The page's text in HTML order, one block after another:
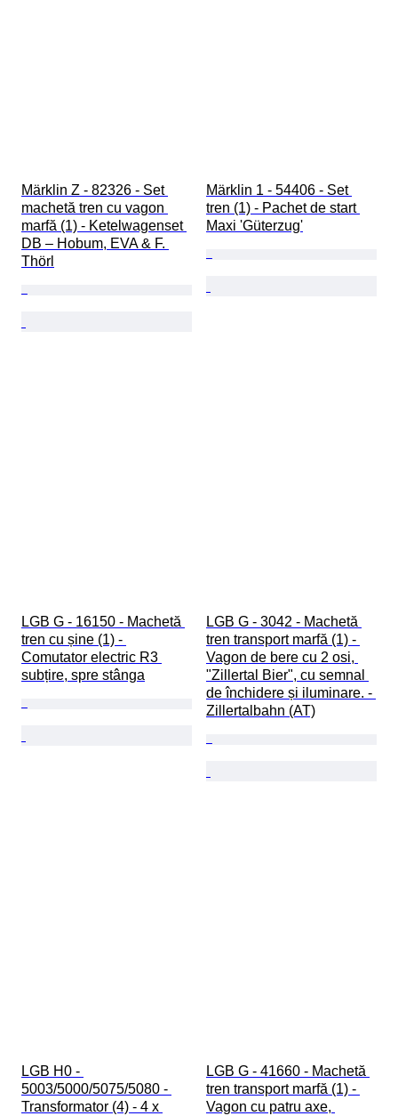
Märklin Z - 82326 - Set
machetă tren cu vagon
marfă (1) - Ketelwagenset
DB – Hobum, EVA & F.
Thörl
Märklin 1 - 54406 - Set
tren (1) - Pachet de start
Maxi 'Güterzug'
LGB G - 16150 - Machetă
tren cu șine (1) -
Comutator electric R3
subțire, spre stânga
LGB G - 3042 - Machetă
tren transport marfă (1) -
Vagon de bere cu 2 osi,
"Zillertal Bier", cu semnal
de închidere și iluminare. -
Zillertalbahn (AT)
LGB H0 -
5003/5000/5075/5080 -
Transformator (4) - 4 x
LGB G - 41660 - Machetă
tren transport marfă (1) -
Vagon cu patru axe,